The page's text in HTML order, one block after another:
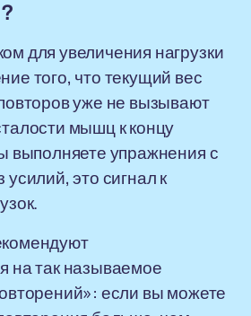
для увеличения нагрузки
того, что текущий вес
уже не вызывают
мышц к концу
выполняете упражнения с
это сигнал к
на так называемое
если вы можете